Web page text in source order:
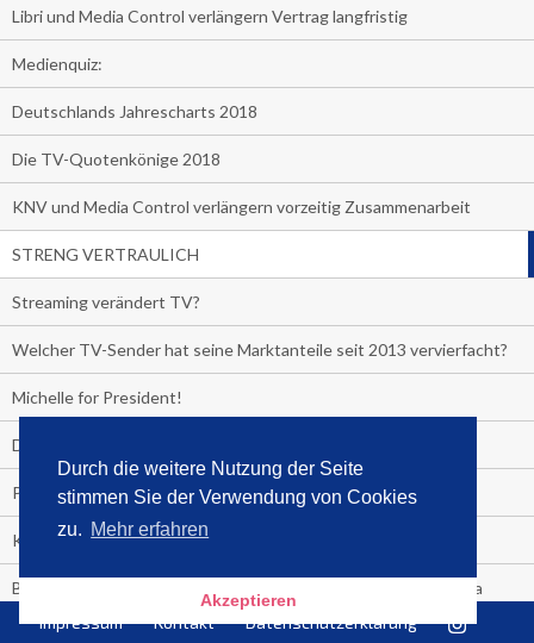
Durch die weitere Nutzung der Seite
stimmen Sie der Verwendung von Cookies
zu. Mehr erfahren
Akzeptieren
Libri und Media Control verlängern Vertrag langfristig
Medienquiz:
Deutschlands Jahrescharts 2018
Die TV-Quotenkönige 2018
KNV und Media Control verlängern vorzeitig Zusammenarbeit
STRENG VERTRAULICH
Streaming verändert TV?
Welcher TV-Sender hat seine Marktanteile seit 2013 vervierfacht?
Michelle for President!
Das gruseligste Buch aller Zeiten
Promi-Biografien
Kerkeling erhält Spitzenfeder für meistverkauftes Buch
Börsenverein und MVB verlängern vorzeitig Verträge mit Media
Impressum Kontakt Datenschutzerklärung